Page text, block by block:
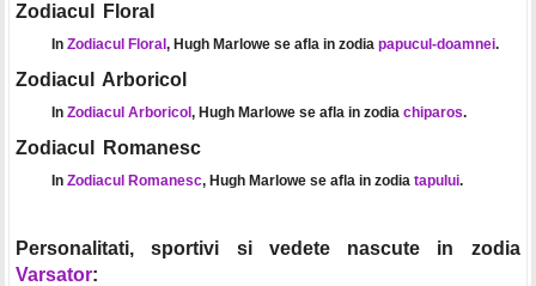
Zodiacul Floral
In Zodiacul Floral , Hugh Marlowe se afla in zodia papucul-doamnei.
Zodiacul Arboricol
In Zodiacul Arboricol , Hugh Marlowe se afla in zodia chiparos.
Zodiacul Romanesc
In Zodiacul Romanesc, Hugh Marlowe se afla in zodia tapului.
Personalitati, sportivi si vedete nascute in zodia
Varsator: